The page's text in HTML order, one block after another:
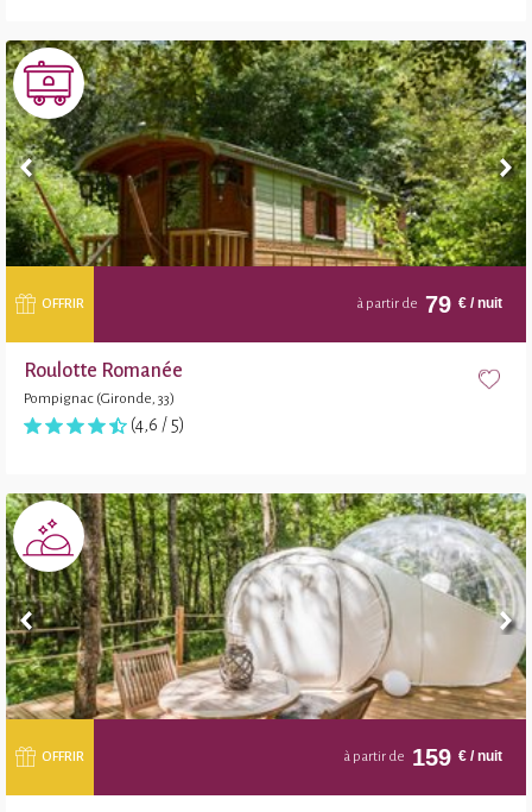
OFFRIR à partir de 79 € / nuit
Roulotte Romanée
Pompignac (Gironde, 33)
(4,6 / 5)
OFFRIR à partir de 159 € / nuit